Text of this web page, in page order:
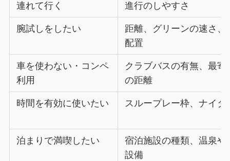
連れて行く
進行のしやすさ
腕試しをしたい
距離、グリーンの速さ、
配置
車を使わない・コンペ
利用
クラブバスの有無、最寄
の距離
時間を有効に使いたい スループレー枠、ナイタ
泊まりで満喫したい
宿泊施設の種類、温泉や
設備